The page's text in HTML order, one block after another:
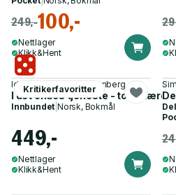
249,-100,-
Nettlager
Klikk&Hent
Kritikerfavoritter
Ida Rydning, Nora Steenberg
I det ondes tjeneste - totalitære
Innbundet |Norsk, Bokmål
449,-
Nettlager
Klikk&Hent